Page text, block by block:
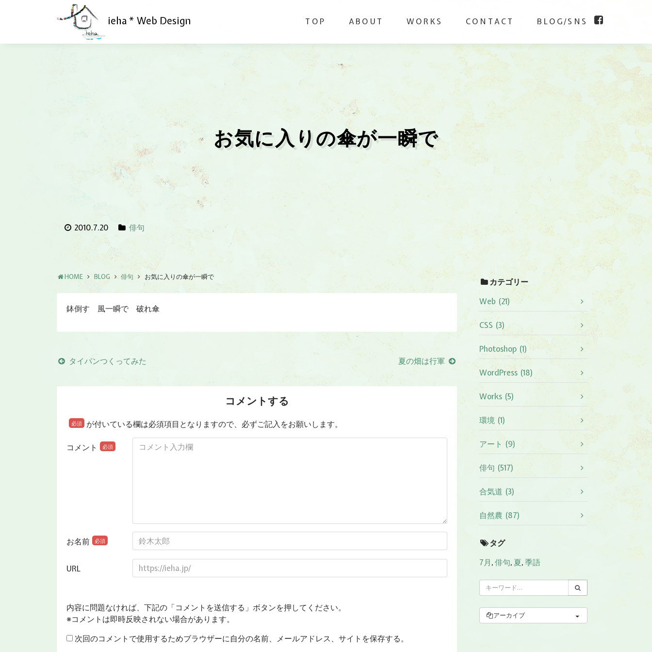
ieha * Web Design TOP ABOUT WORKS CONTACT BLOG/SNS
お気に入りの傘が一瞬で
2010.7.20 俳句
HOME BLOG 俳句 お気に入りの傘が一瞬で
鉢倒す 風一瞬で 破れ傘
タイパンつくってみた 夏の畑は行軍
コメントする
必須 が付いている欄は必須項目となりますので、必ずご記入をお願いします。
コメント 必須
お名前 必須
URL
内容に問題なければ、下記の「コメントを送信する」ボタンを押してください。
※コメントは即時反映されない場合があります。
次回のコメントで使用するためブラウザーに自分の名前、メールアドレス、サイトを保存する。
カテゴリー
Web (21)
CSS (3)
Photoshop (1)
WordPress (18)
Works (5)
環境 (1)
アート (9)
俳句 (517)
合気道 (3)
自然農 (87)
タグ
7月,俳句, 夏,季語
アーカイブ